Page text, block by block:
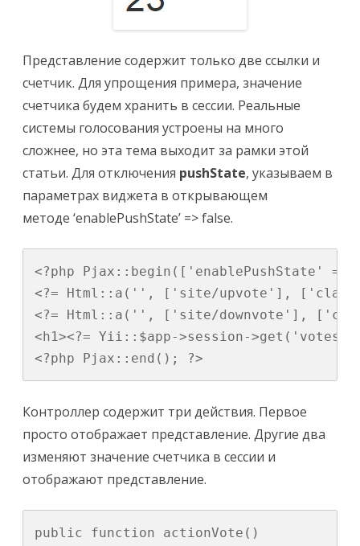
Представление содержит только две ссылки и
счетчик. Для упрощения примера, значение
счетчика будем хранить в сессии. Реальные
системы голосования устроены на много
сложнее, но эта тема выходит за рамки этой
статьи. Для отключения pushState, указываем в
параметрах виджета в открывающем
методе ‘enablePushState’ => false.
<?php Pjax::begin(['enablePushState'
<?= Html::a('', ['site/upvote'], ['class'
<?= Html::a('', ['site/downvote'],
<h1><?= Yii::$app->session->get('votes',
<?php Pjax::end(); ?>
Контроллер содержит три действия. Первое
просто отображает представление. Другие два
изменяют значение счетчика в сессии и
отображают представление.
public function actionVote()